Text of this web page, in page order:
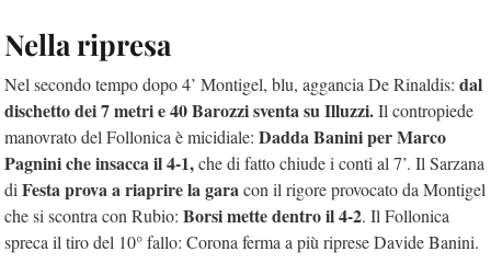
Nella ripresa
Nel secondo tempo dopo 4’ Montigel, blu, aggancia De Rinaldis: dal
dischetto dei 7 metri e 40 Barozzi sventa su Illuzzi.Il contropiede
manovrato del Follonica è micidiale: Dadda Banini per Marco
Pagnini che insacca il 4-1,che di fatto chiude i conti al 7’. Il Sarzana
di Festa prova a riaprire la garacon il rigore provocato da Montigel
che si scontra con Rubio: Borsi mette dentro il 4-2. Il Follonica
spreca il tiro del 10° fallo: Corona ferma a più riprese Davide Banini.